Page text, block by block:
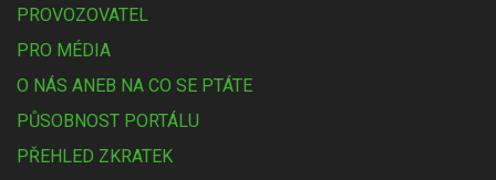
PROVOZOVATEL
PRO MÉDIA
O NÁS ANEB NA CO SE PTÁTE
PŮSOBNOST PORTÁLU
PŘEHLED ZKRATEK